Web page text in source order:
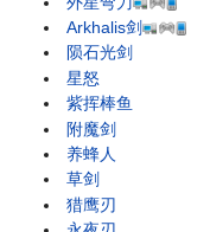
Arkhalis剑
陨石光剑
星怒
紫挥棒鱼
附魔剑
养蜂人
草剑
猎鹰刃